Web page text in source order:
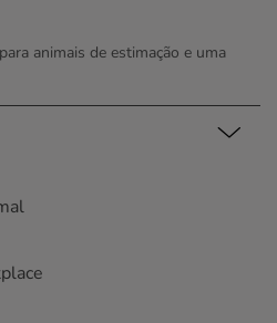
animais de estimação e uma